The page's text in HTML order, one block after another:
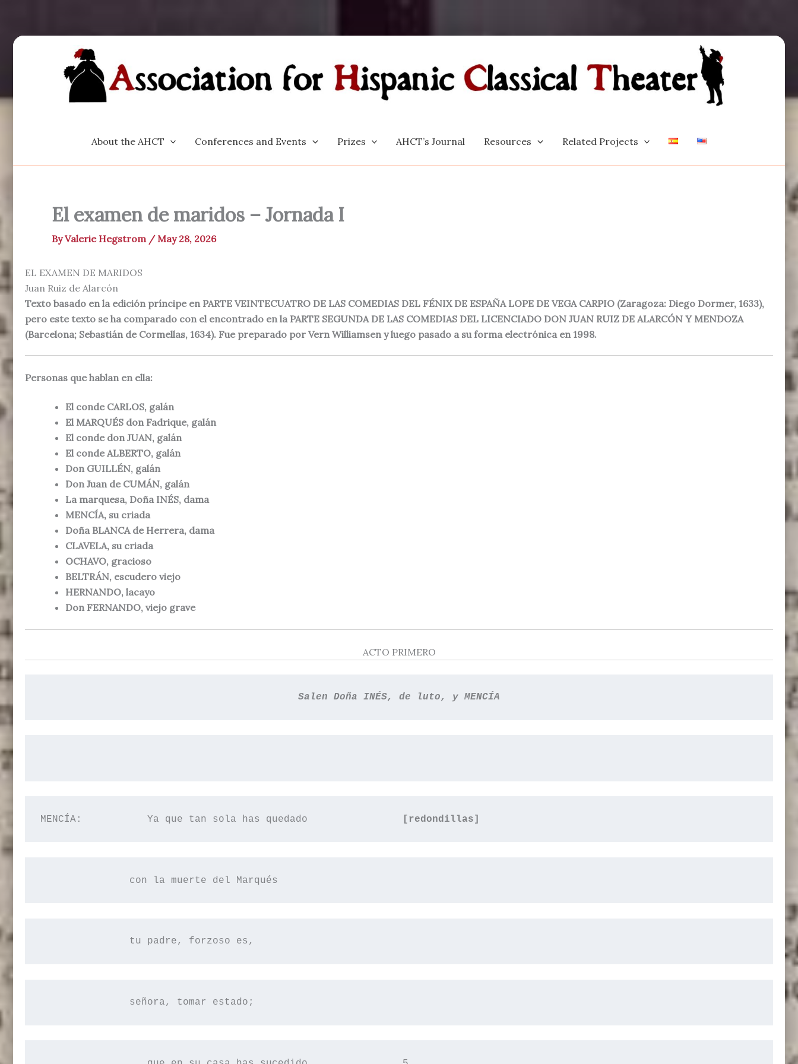
Skip
About the AHCT Conferences and Events Prizes AHCT’s Journal Resources Related Projects
El examen de maridos – Jornada I
ByValerie Hegstrom / May 28, 2026
EL EXAMEN DE MARIDOS
Juan Ruiz de Alarcón
Texto basado en la edición príncipe en PARTE VEINTECUATRO DE LAS COMEDIAS DEL FÉNIX DE ESPAÑA LOPE DE VEGA CARPIO (Zaragoza: Diego Dormer, 1633),
pero este texto se ha comparado con el encontrado en la PARTE SEGUNDA DE LAS COMEDIAS DEL LICENCIADO DON JUAN RUIZ DE ALARCÓN Y MENDOZA
(Barcelona; Sebastián de Cormellas, 1634). Fue preparado por Vern Williamsen y luego pasado a su forma electrónica en 1998.
Personas que hablan en ella:
El conde CARLOS, galán
El MARQUÉS don Fadrique, galán
El conde don JUAN, galán
El conde ALBERTO, galán
Don GUILLÉN, galán
Don Juan de CUMÁN, galán
La marquesa, Doña INÉS, dama
MENCÍA, su criada
Doña BLANCA de Herrera, dama
CLAVELA, su criada
OCHAVO, gracioso
BELTRÁN, escudero viejo
HERNANDO, lacayo
Don FERNANDO, viejo grave
ACTO PRIMERO
Salen Doña INÉS, de luto, y MENCÍA
MENCÍA:           Ya que tan sola has quedado [redondillas]
con la muerte del Marqués
tu padre, forzoso es,
señora, tomar estado;